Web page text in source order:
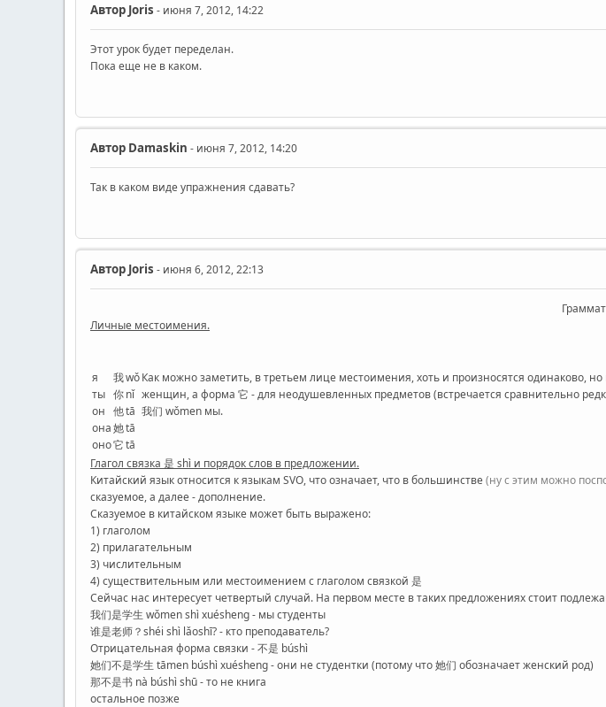
Автор Joris - июня 7, 2012, 14:22
Этот урок будет переделан.
Пока еще не в каком.
Автор Damaskin - июня 7, 2012, 14:20
Так в каком виде упражнения сдавать?
Автор Joris - июня 6, 2012, 22:13
Личные местоимения.
я
ты
он
она
оно
我
你
他
她
它
wǒ
nǐ
tā
tā
tā
Как можно заметить, в третьем лице местоимения, хоть и произносятся одинаково,
женщин, а форма 它 - для неодушевленных предметов (встречается сравнительно
我们 wǒmen мы.
Глагол связка 是 shì и порядок слов в предложении.
Китайский язык относится к языкам SVO, что означает, что в большинстве (ну с этим можно
сказуемое, а далее - дополнение.
Сказуемое в китайском языке может быть выражено:
1) глаголом
2) прилагательным
3) числительным
4) существительным или местоимением с глаголом связкой 是
Сейчас нас интересует четвертый случай. На первом месте в таких предложениях стоит
我们是学生 wǒmen shì xuésheng - мы студенты
谁是老师？shéi shì lǎoshī? - кто преподаватель?
Отрицательная форма связки - 不是 búshì
她们不是学生 tāmen búshì xuésheng - они не студентки (потому что 她们 обозначает женский род)
那不是书 nà búshì shū - то не книга
остальное позже